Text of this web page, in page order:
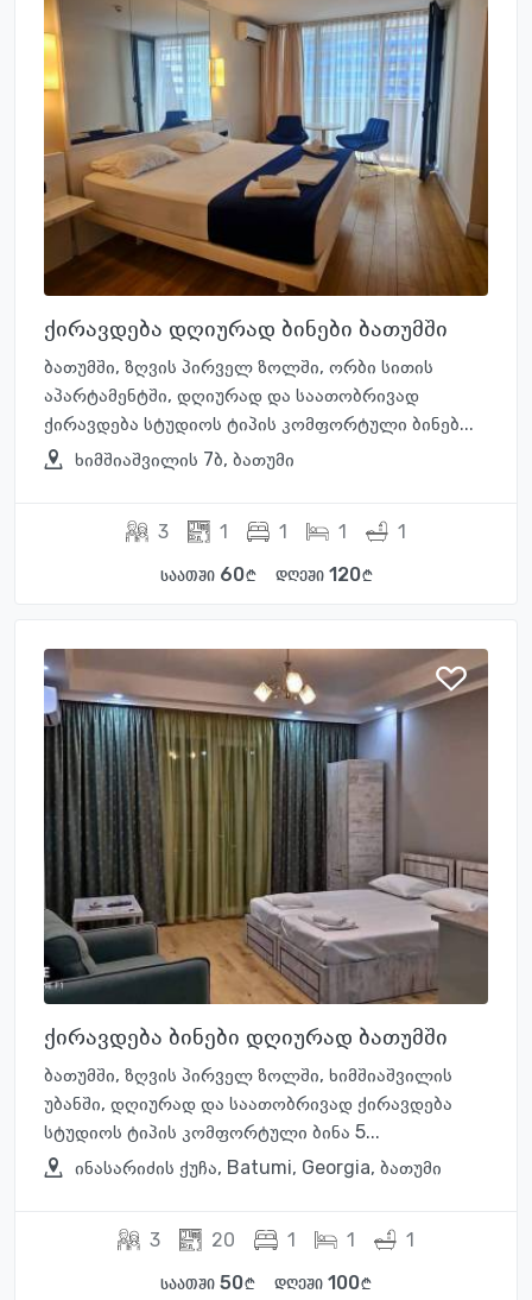
ქირავდება დღიურად ბინები ბათუმში
ბათუმში, ზღვის პირველ ზოლში, ორბი სითის
აპარტამენტში, დღიურად და საათობრივად
ქირავდება სტუდიოს ტიპის კომფორტული ბინებ...
ხიმშიაშვილის 7ბ, ბათუმი
3 1 1 1 1
საათში 60 დღეში 120
ქირავდება ბინები დღიურად ბათუმში
ბათუმში, ზღვის პირველ ზოლში, ხიმშიაშვილის
უბანში, დღიურად და საათობრივად ქირავდება
სტუდიოს ტიპის კომფორტული ბინა 5...
ინასარიძის ქუჩა, Batumi, Georgia, ბათუმი
3 20 1 1 1
საათში 50 დღეში 100